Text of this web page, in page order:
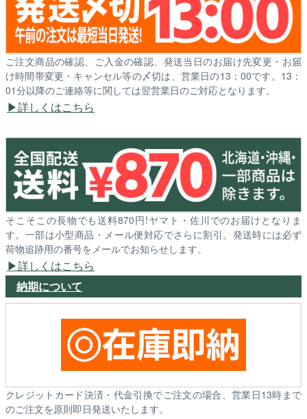
ご注文商品の確認、ご入金の確認、発送当日のお届け先変更・お届
け時間帯変更・キャンセル等の〆切は、営業日の13：00です。13：
01分以降のご連絡等に関しては翌営業日のご対応となります。
詳しくはこちら
そこそこの長物でも送料870円!ヤマト・佐川でのお届けとなりま
す。一部は小型商品・メール便対応でさらに割引。発送時には必ず
荷物追跡用の番号をメールでお知らせします。
詳しくはこちら
納期について
クレジットカード決済・代金引換でご注文の場合、営業日13時まで
のご注文を原則即日発送いたします。